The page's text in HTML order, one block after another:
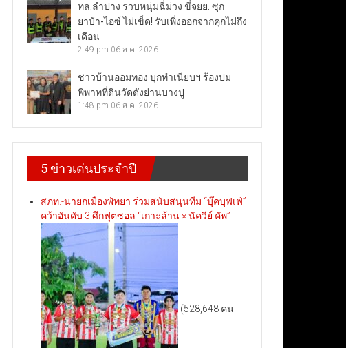
ทล.ลำปาง รวบหนุ่มฉี่ม่วง ขี่จยย. ซุก
ยาบ้า-ไอซ์ ไม่เข็ด! รับเพิ่งออกจากคุกไม่ถึง
เดือน
2:49 pm 06 ส.ค. 2026
ชาวบ้านออมทอง บุกทำเนียบฯ ร้องปม
พิพาทที่ดินวัดดังย่านบางปู
1:48 pm 06 ส.ค. 2026
5 ข่าวเด่นประจำปี
สภท.-นายกเมืองพัทยา ร่วมสนับสนุนทีม “บุ๊คบุฟเฟ่”
คว้าอันดับ 3 ศึกฟุตซอล “เกาะล้าน × นัควีย์ คัพ”
(528,648 คน